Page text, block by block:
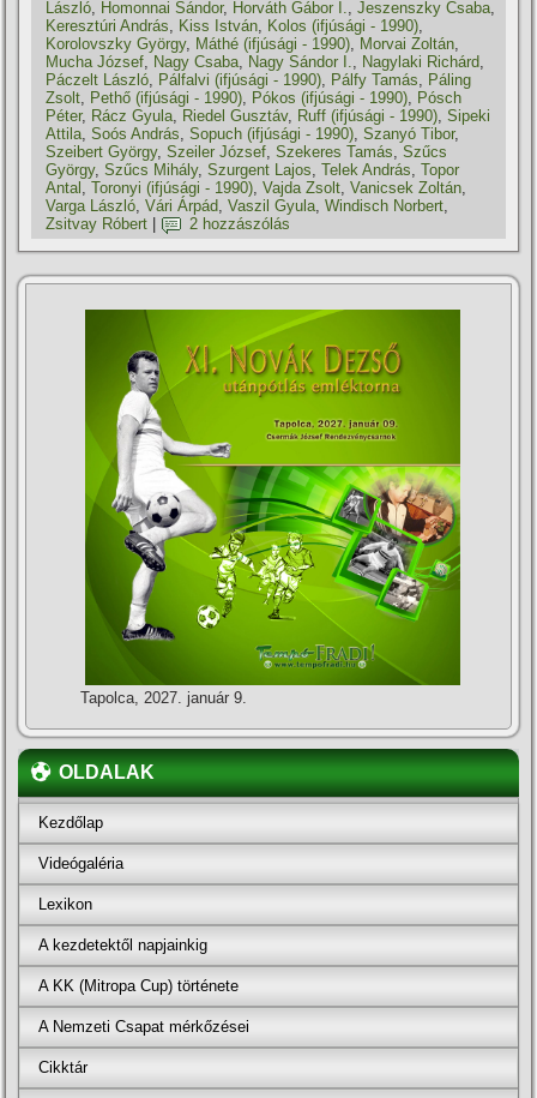
László, Homonnai Sándor, Horváth Gábor I.,Jeszenszky Csaba,
Keresztúri András, Kiss István, Kolos (ifjúsági - 1990),
Korolovszky György, Máthé (ifjúsági - 1990), Morvai Zoltán,
Mucha József, Nagy Csaba, Nagy Sándor I., Nagylaki Richárd,
Páczelt László, Pálfalvi (ifjúsági - 1990), Pálfy Tamás, Páling
Zsolt, Pethő (ifjúsági - 1990), Pókos (ifjúsági - 1990), Pósch
Péter, Rácz Gyula, Riedel Gusztáv, Ruff (ifjúsági - 1990),Sipeki
Attila,Soós András,Sopuch (ifjúsági - 1990),Szanyó Tibor,
Szeibert György,Szeiler József,Szekeres Tamás,Szűcs
György,Szűcs Mihály,Szurgent Lajos,Telek András,Topor
Antal ,Toronyi (ifjúsági - 1990),Vajda Zsolt,Vanicsek Zoltán,
Varga László,Vári Árpád,Vaszil Gyula,Windisch Norbert,
Zsitvay Róbert
2 hozzászólás
Tapolca, 2027. január 9.
OLDALAK
Kezdőlap
Videógaléria
Lexikon
A kezdetektől napjainkig
A KK (Mitropa Cup) története
A Nemzeti Csapat mérkőzései
Cikktár